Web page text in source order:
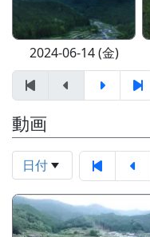
2024-06-14 (金)
動画
日付